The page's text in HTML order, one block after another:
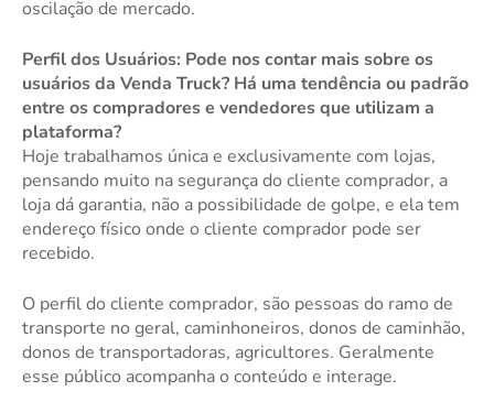
oscilação de mercado.
Perfil dos Usuários: Pode nos contar mais sobre os
usuários da Venda Truck? Há uma tendência ou padrão
entre os compradores e vendedores que utilizam a
plataforma?
Hoje trabalhamos única e exclusivamente com lojas,
pensando muito na segurança do cliente comprador, a
loja dá garantia, não a possibilidade de golpe, e ela tem
endereço físico onde o cliente comprador pode ser
recebido.
O perfil do cliente comprador, são pessoas do ramo de
transporte no geral, caminhoneiros, donos de caminhão,
donos de transportadoras, agricultores. Geralmente
esse público acompanha o conteúdo e interage.